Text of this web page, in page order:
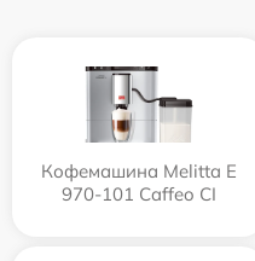
Кофемашина Melitta Е
970-101 Caffeo CI